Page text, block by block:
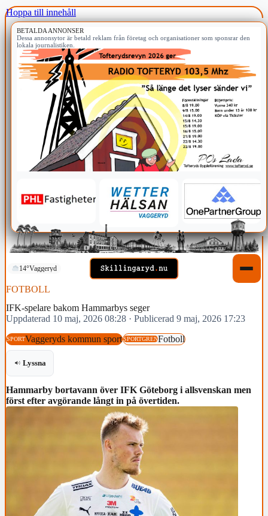
Hoppa till innehåll
BETALDA ANNONSER
Dessa annonsytor är betald reklam från företag och organisationer som sponsrar den
lokala journalistiken.
14°Vaggeryd
FOTBOLL
IFK-spelare bakom Hammarbys seger
Uppdaterad 10 maj, 2026 08:28 · Publicerad 9 maj, 2026 17:23
SPORTVaggeryds kommun sportSPORTGRENFotboll
Lyssna
Hammarby bortavann över IFK Göteborg i allsvenskan men
först efter avgörande långt in på övertiden.